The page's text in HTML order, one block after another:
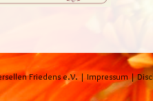
Friedens e.V. | Impressum|